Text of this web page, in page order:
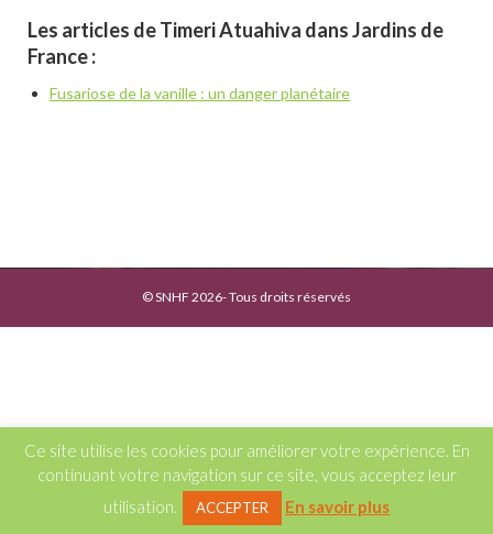
Les articles de Timeri Atuahiva dans Jardins de
France :
Fusariose de la vanille : un danger planétaire
© SNHF 2026- Tous droits réservés
Ce site utilise les cookies pour améliorer votre expérience. En
continuant votre navigation sur ce site, vous acceptez leur
utilisation.
ACCEPTER En savoir plus